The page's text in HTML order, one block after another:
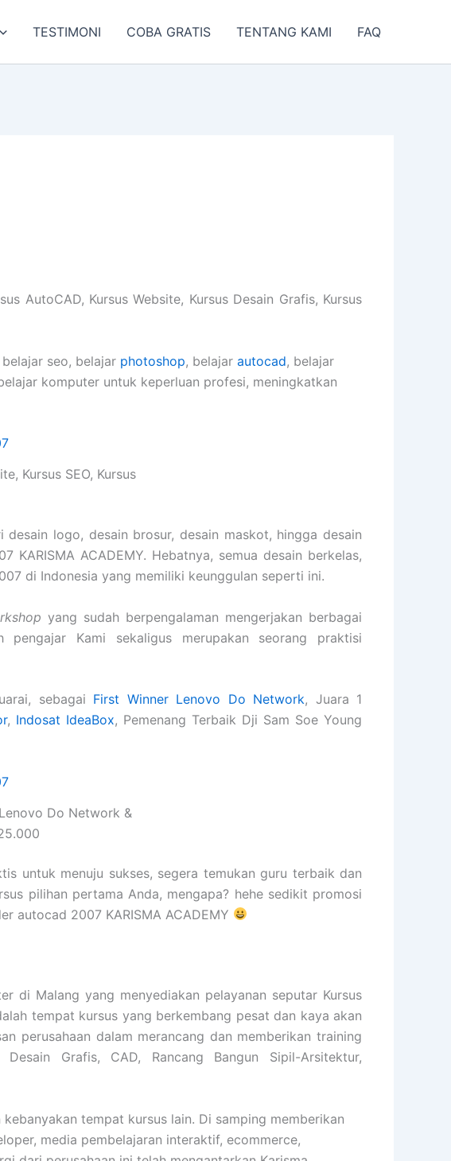
TESTIMONI COBA GRATIS TENTANG KAMI FAQ
AutoCAD, Kursus Website, Kursus Desain Grafis, Kursus
seo, belajar photoshop, belajar autocad, belajar
komputer untuk keperluan profesi, meningkatkan
Kursus SEO, Kursus
logo, desain brosur, desain maskot, hingga desain
ACADEMY. Hebatnya, semua desain berkelas,
di Indonesia yang memiliki keunggulan seperti ini.
yang sudah berpengalaman mengerjakan berbagai
Kami sekaligus merupakan seorang praktisi
sebagai First Winner Lenovo Do Network, Juara 1
, Indosat IdeaBox, Pemenang Terbaik Dji Sam Soe Young
Do Network &
untuk menuju sukses, segera temukan guru terbaik dan
pilihan pertama Anda, mengapa? hehe sedikit promosi
autocad 2007 KARISMA ACADEMY
di Malang yang menyediakan pelayanan seputar Kursus
tempat kursus yang berkembang pesat dan kaya akan
perusahaan dalam merancang dan memberikan training
Grafis, CAD, Rancang Bangun Sipil-Arsitektur,
tempat kursus lain. Di samping memberikan
media pembelajaran interaktif, ecommerce,